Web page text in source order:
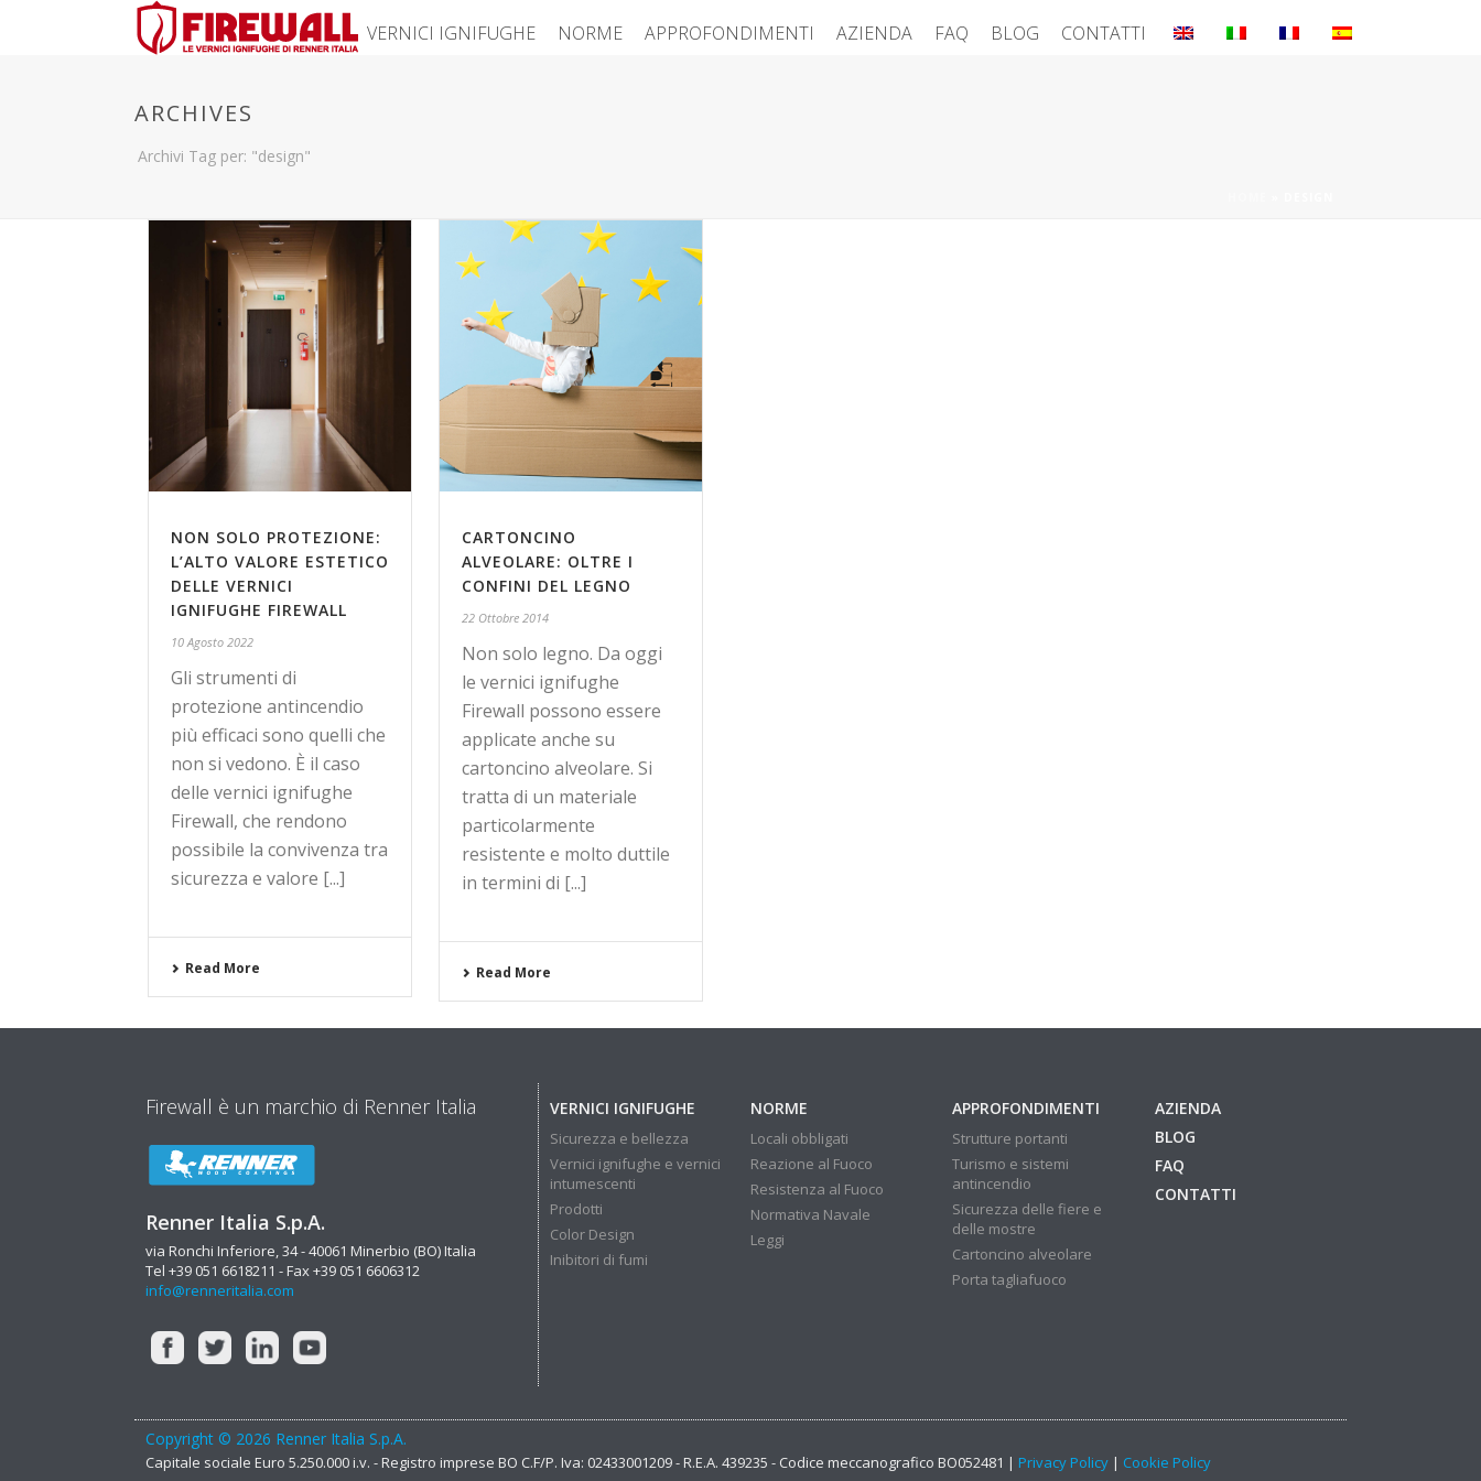
VERNICI IGNIFUGHE NORME APPROFONDIMENTI AZIENDA FAQ BLOG CONTATTI
ARCHIVES
Archivi Tag per: "design"
NON SOLO PROTEZIONE:
L’ALTO VALORE ESTETICO
DELLE VERNICI
IGNIFUGHE FIREWALL
10 Agosto 2022
Gli strumenti di
protezione antincendio
più efficaci sono quelli che
non si vedono. È il caso
delle vernici ignifughe
Firewall, che rendono
possibile la convivenza tra
sicurezza e valore [...]
Read More
CARTONCINO
ALVEOLARE: OLTRE I
CONFINI DEL LEGNO
22 Ottobre 2014
Non solo legno. Da oggi
le vernici ignifughe
Firewall possono essere
applicate anche su
cartoncino alveolare. Si
tratta di un materiale
particolarmente
resistente e molto duttile
in termini di [...]
Read More
Firewall è un marchio di Renner Italia
Renner Italia S.p.A.
via Ronchi Inferiore, 34 - 40061 Minerbio (BO) Italia
Tel +39 051 6618211 - Fax +39 051 6606312
info@renneritalia.com
VERNICI IGNIFUGHE
Sicurezza e bellezza
Vernici ignifughe e vernici
intumescenti
Prodotti
Color Design
Inibitori di fumi
NORME
Locali obbligati
Reazione al Fuoco
Resistenza al Fuoco
Normativa Navale
Leggi
APPROFONDIMENTI
Strutture portanti
Turismo e sistemi
antincendio
Sicurezza delle fiere e
delle mostre
Cartoncino alveolare
Porta tagliafuoco
AZIENDA
BLOG
FAQ
CONTATTI
Copyright © 2026 Renner Italia S.p.A.
Capitale sociale Euro 5.250.000 i.v. - Registro imprese BO C.F/P. Iva: 02433001209 - R.E.A. 439235 - Codice meccanografico BO052481 | Privacy Policy | Cookie Policy